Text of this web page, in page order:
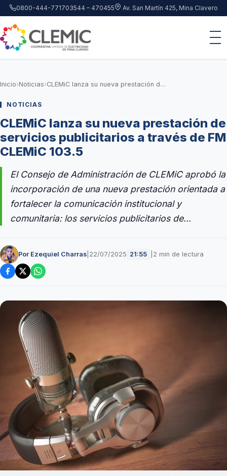
Saltar al contenido principal
0800-444-771703544 – 470455 Av. San Martín 425, Mina Clavero
Inicio›Noticias› CLEMiC lanza su nueva prestación de servicios publicitarios a través de FM CLEMiC 103.5
NOTICIAS
CLEMiC lanza su nueva prestación de
servicios publicitarios a través de FM
CLEMiC 103.5
El Consejo de Administración de CLEMiC aprobó la
incorporación de una nueva prestación orientada a
fortalecer la comunicación institucional y
comunitaria: los servicios publicitarios de…
Por Ezequiel Charras 22/07/2025 21:55 2 min de lectura